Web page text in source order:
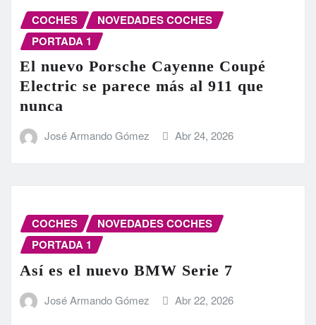
COCHES
NOVEDADES COCHES
PORTADA 1
El nuevo Porsche Cayenne Coupé
Electric se parece más al 911 que
nunca
José Armando Gómez Abr 24, 2026
COCHES
NOVEDADES COCHES
PORTADA 1
Así es el nuevo BMW Serie 7
José Armando Gómez Abr 22, 2026